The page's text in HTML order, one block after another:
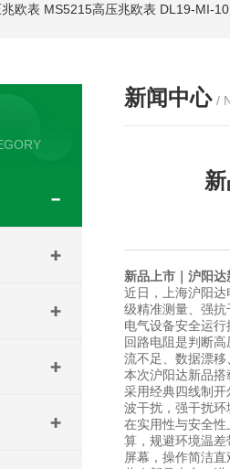
欧表 MS5215高压兆欧表 DL19-MI-
新闻中心 /
新品上市｜沪阳
近日，上海沪阳
级精准测量、强
电气设备安全运
回路电阻是判断
流不足、数据漂
本次沪阳达新品
采用经典四线制
波干扰，强干扰
在实用性与安全
算，规避环境温
屏幕，操作简洁